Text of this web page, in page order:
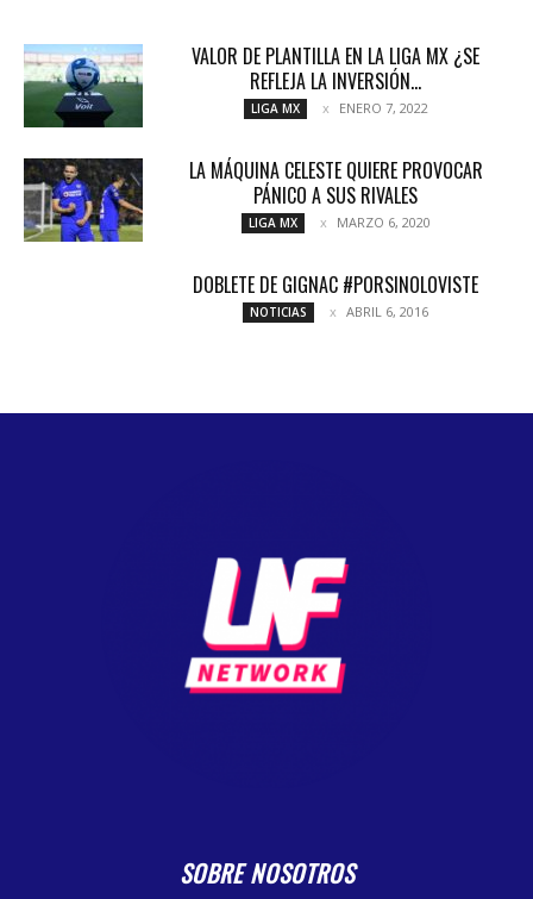
VALOR DE PLANTILLA EN LA LIGA MX ¿SE
REFLEJA LA INVERSIÓN...
LIGA MX ENERO 7, 2022
LA MÁQUINA CELESTE QUIERE PROVOCAR
PÁNICO A SUS RIVALES
LIGA MX MARZO 6, 2020
DOBLETE DE GIGNAC #PORSINOLOVISTE
NOTICIAS ABRIL 6, 2016
SOBRE NOSOTROS